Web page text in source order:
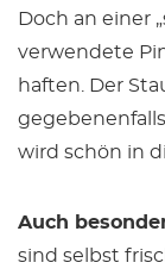
Doch an einer
verwendete
haften. Der
wird schön in
Auch
sind selbst